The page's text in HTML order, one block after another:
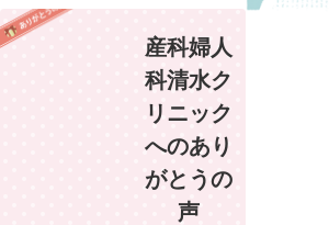
産科婦人
科清水ク
リニック
へのあり
がとうの
声